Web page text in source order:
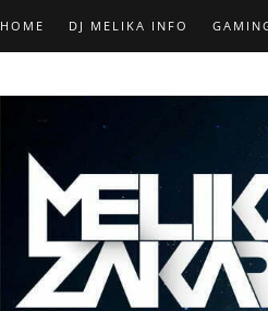
HOME DJ MELIKA INFO